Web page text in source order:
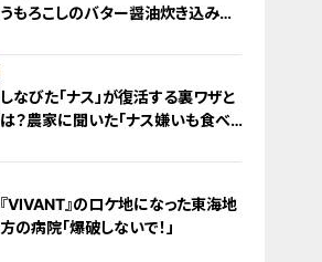
うもろこしのバター醤油炊き込みご
しなびた「ナス」が復活する裏ワザと
は？農家に聞いた「ナス嫌いも食べ
『VIVANT』のロケ地になった東海地
方の病院「爆破しないで！」